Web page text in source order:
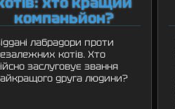
компаньйон?
лабрадори проти
котів. Хто
заслуговує звання
друга людини?